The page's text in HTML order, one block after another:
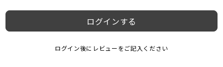
ログインする
ログイン後にレビューをご記入ください